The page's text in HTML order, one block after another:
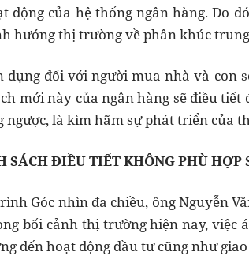
động của hệ thống ngân hàng. Do
hướng thị trường về phân khúc
dụng đối với người mua nhà và con
mới này của ngân hàng sẽ điều
ngược, là kìm hãm sự phát triển của
SÁCH ĐIỀU TIẾT KHÔNG PHÙ
Góc nhìn đa chiều, ông Nguyễn
bối cảnh thị trường hiện nay, việc
đến hoạt động đầu tư cũng như